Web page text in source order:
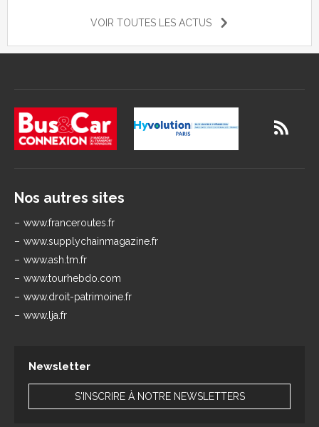
VOIR TOUTES LES ACTUS
Nos autres sites
www.franceroutes.fr
www.supplychainmagazine.fr
www.ash.tm.fr
www.tourhebdo.com
www.droit-patrimoine.fr
www.lja.fr
Newsletter
S'INSCRIRE À NOTRE NEWSLETTERS